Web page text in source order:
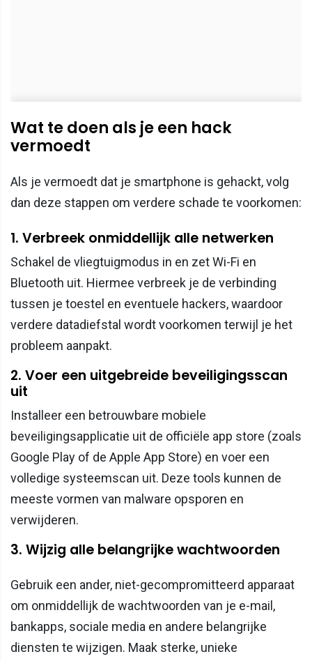
Wat te doen als je een hack
vermoedt
Als je vermoedt dat je smartphone is gehackt, volg
dan deze stappen om verdere schade te voorkomen:
1. Verbreek onmiddellijk alle netwerken
Schakel de vliegtuigmodus in en zet Wi-Fi en
Bluetooth uit. Hiermee verbreek je de verbinding
tussen je toestel en eventuele hackers, waardoor
verdere datadiefstal wordt voorkomen terwijl je het
probleem aanpakt.
2. Voer een uitgebreide beveiligingsscan
uit
Installeer een betrouwbare mobiele
beveiligingsapplicatie uit de officiële app store (zoals
Google Play of de Apple App Store) en voer een
volledige systeemscan uit. Deze tools kunnen de
meeste vormen van malware opsporen en
verwijderen.
3. Wijzig alle belangrijke wachtwoorden
Gebruik een ander, niet-gecompromitteerd apparaat
om onmiddellijk de wachtwoorden van je e-mail,
bankapps, sociale media en andere belangrijke
diensten te wijzigen. Maak sterke, unieke